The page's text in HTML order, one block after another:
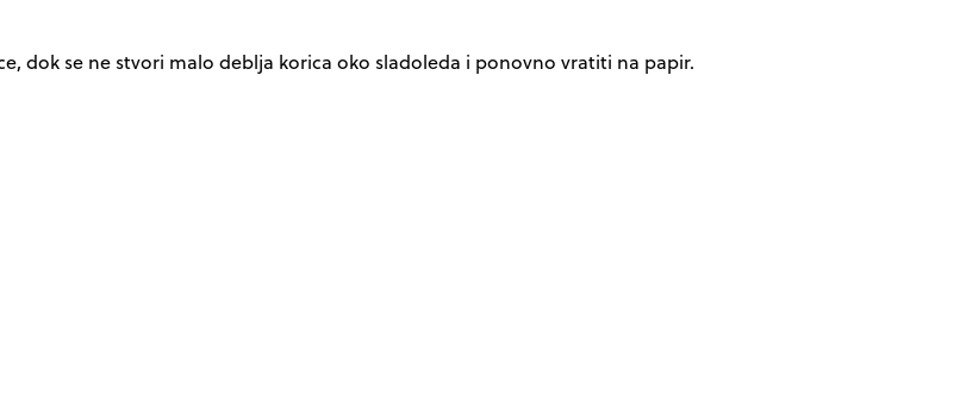
dok se ne stvori malo deblja korica oko sladoleda i ponovno vratiti na papir.